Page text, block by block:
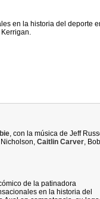
en la historia del deporte
, con la música de Jeff
Caitlin Carver,
de la patinadora
en la historia del